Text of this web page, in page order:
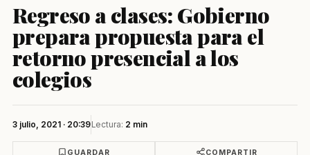
Regreso a clases: Gobierno
prepara propuesta para el
retorno presencial a los
colegios
3 julio, 2021 · 20:39Lectura: 2 min
GUARDAR COMPARTIR